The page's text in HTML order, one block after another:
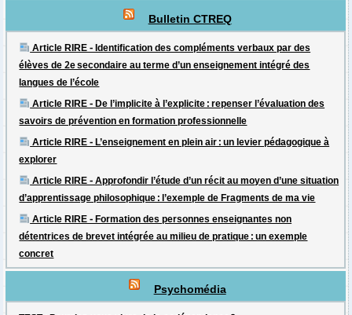
Bulletin CTREQ
Article RIRE - Identification des compléments verbaux par des
élèves de 2e secondaire au terme d’un enseignement intégré des
langues de l’école
Article RIRE - De l’implicite à l’explicite : repenser l’évaluation des
savoirs de prévention en formation professionnelle
Article RIRE - L’enseignement en plein air : un levier pédagogique à
explorer
Article RIRE - Approfondir l’étude d’un récit au moyen d’une situation
d’apprentissage philosophique : l’exemple de Fragments de ma vie
Article RIRE - Formation des personnes enseignantes non
détentrices de brevet intégrée au milieu de pratique : un exemple
concret
Psychomédia